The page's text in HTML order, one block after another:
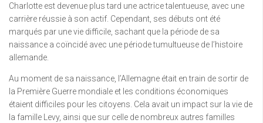
Charlotte est devenue plus tard une actrice talentueuse, avec une
carrière réussie à son actif. Cependant, ses débuts ont été
marqués par une vie difficile, sachant que la période de sa
naissance a coïncidé avec une période tumultueuse de l’histoire
allemande.
Au moment de sa naissance, l’Allemagne était en train de sortir de
la Première Guerre mondiale et les conditions économiques
étaient difficiles pour les citoyens. Cela avait un impact sur la vie de
la famille Levy, ainsi que sur celle de nombreux autres familles